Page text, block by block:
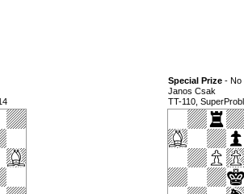
Special Prize - No
Janos Csak
TT-110,